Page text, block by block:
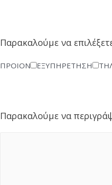
Παρακαλούμε να
ΠΡΟΙΟΝ ΕΞΥΠΗΡΕΤΗΣΗ
Παρακαλούμε να